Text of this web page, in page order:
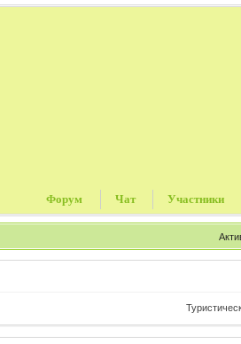
Форум Чат Участники
Туристические